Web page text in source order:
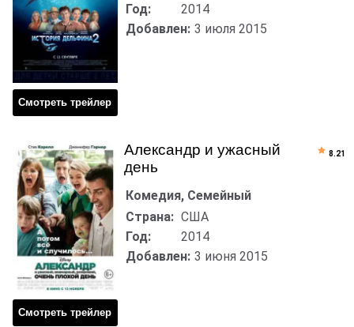
Смотреть трейлер
Год:
2014
Добавлен: 3 июля 2015
Александр и ужасный
день
Смотреть трейлер
Комедия, Семейный
Страна: США
Год:
2014
Добавлен: 3 июня 2015
8.21